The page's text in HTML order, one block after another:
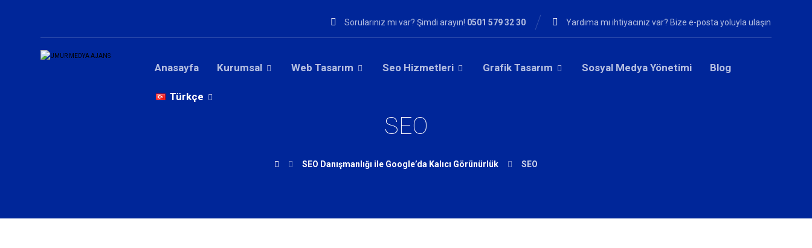
Yardıma mı ihtiyacınız var? Bize e-posta yoluyla ulaşın
Sorularınız mı var? Şimdi arayın! 0501 579 32 30
Anasayfa Kurumsal Web Tasarım Seo Hizmetleri Grafik Tasarım Sosyal Medya Yönetimi Blog
Türkçe
SEO
SEO Danışmanlığı ile Google’da Kalıcı Görünürlük SEO